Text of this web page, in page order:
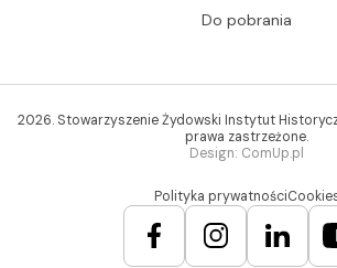
Do pobrania
2026. Stowarzyszenie Żydowski Instytut
prawa zastrzeżone.
Design: ComUp.pl
Polityka prywatności